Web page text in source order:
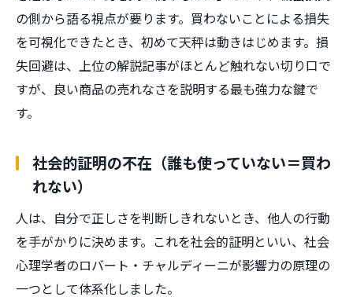
の側から語る視点が要ります。買わないことによる損失
を可視化できたとき、初めて天秤は動きはじめます。損
失回避は、上位の解説記事がほとんど触れない切り口で
すが、良い商品の売れなさを説明する最も強力な鍵で
す。
社会的証明の不在（誰も使っていない＝買わ
れない）
人は、自分で正しさを判断しきれないとき、他人の行動
を手がかりに決めます。これを社会的証明といい、社会
心理学者のロバート・チャルディーニが影響力の原理の
一つとして体系化しました。